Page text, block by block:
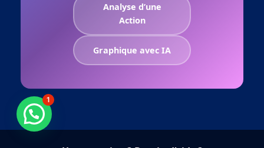
Analyse d’une
Action
Graphique avec IA
1